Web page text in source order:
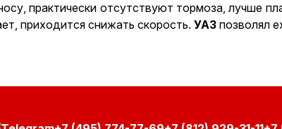
практически отсутствуют тормоза, лучше
приходится снижать скорость. УАЗ позволял